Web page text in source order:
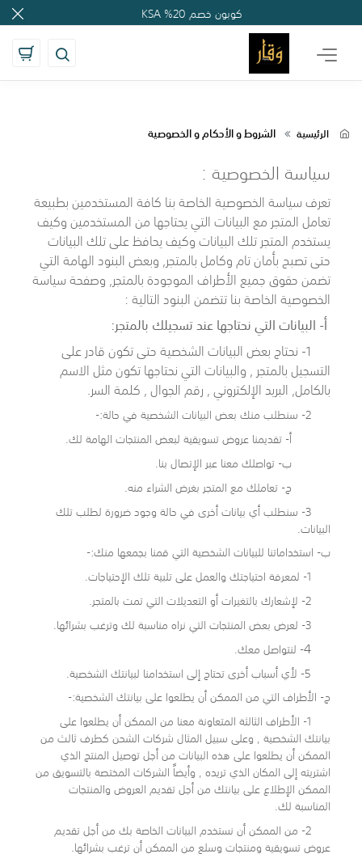
'); كوبون خصم 20% KSA
الرئيسية الشروط و الأحكام و الخصوصية
سياسة الخصوصية :
تعرف سياسة الخصوصية الخاصة بنا كافة المستخدمين بطبيعة
تعامل المتجر مع البيانات التي يحتاجها من المستخدمين وكيف
يستخدم المتجر تلك البيانات وكيف يحافظ على تلك البيانات
حتى تصبح بأمان تام وكامل بالمتجر, وبعض البنود الهامة التي
تضمن حقوق جميع الأطراف الموجودة بالمتجر, وصفحة سياسة
الخصوصية الخاصة بنا تتضمن البنود التالية :
أ- البيانات التي نحتاجها عند تسجيلك بالمتجر:
1- نحتاج بعض البيانات الشخصية حتى تكون قادر على
التسجيل بالمتجر , والبيانات التي نحتاجها تكون مثلالاسم
بالكامل, البريد الإلكتروني , رقم الجوال , كلمة السر.
2- سنطلب منك بعض البيانات الشخصية في حالة:-
أ- تقديمنا عروض تسويقية لبعض المنتجات الهامة لك.
ب- تواصلك معنا عبر الإتصال بنا.
ج- تعاملك مع المتجر بغرض الشراء منه.
3- سنطلب أي بيانات أخرى في حالة وجود ضرورة لطلب تلك
البيانات.
ب- استخداماتنا للبيانات الشخصية التي قمنا بجمعها منك:-
1- لمعرفة احتياجتك والعمل على تلبية تلك الإحتياجات.
2- لإشعارك بالتغيرات أو التعديلات التي تمت بالمتجر.
3- لعرض بعض المنتجات التي نراه مناسبة لك وترغب بشرائها.
- لنتواصل معك.
5- لأي أسباب أخرى تحتاج إلى استخدامنا لبيانتك الشخصية.
ج- الأطراف التي من الممكن أن يطلعوا على بيانتك الشخصية:-
1- الأطراف الثالثة المتعاونة معنا من الممكن أن يطلعوا على
بيانتك الشخصية , وعلى سبيل المثال شركات الشحن كطرف ثالث من
الممكن أن يطلعوا على هذه البيانات من أجل توصيل المنتج الذي
اشتريته إلى المكان الذي تريده , وأيضاً الشركات المختصة بالتسويق من
الممكن الإطلاع على بيانتك من أجل تقديم العروض والمنتجات
المناسبة لك.
2- من الممكن أن نستخدم البيانات الخاصة بك من أجل تقديم
عروض تسويقية ومنتجات وسلع من الممكن أن ترغب بشرائها.